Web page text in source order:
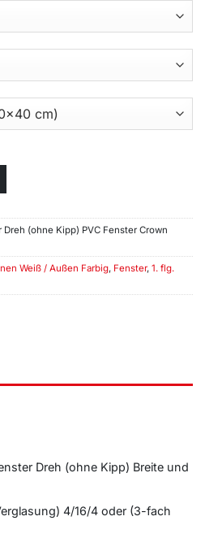
(ohne Kipp) PVC Fenster Crown
Weiß / Außen Farbig, Fenster, 1. flg.
Dreh (ohne Kipp) Breite und
4/16/4 oder (3-fach